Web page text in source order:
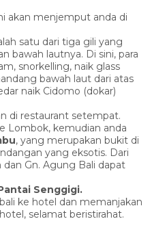
akan menjemput anda di
satu dari tiga gili yang
bawah lautnya. Di sini, para
snorkelling, naik glass
bawah laut dari atas
naik Cidomo (dokar)
di restaurant setempat.
Lombok, kemudian anda
, yang merupakan bukit di
yang eksotis. Dari
Gn. Agung Bali dapat
Senggigi.
ke hotel dan memanjakan
selamat beristirahat.